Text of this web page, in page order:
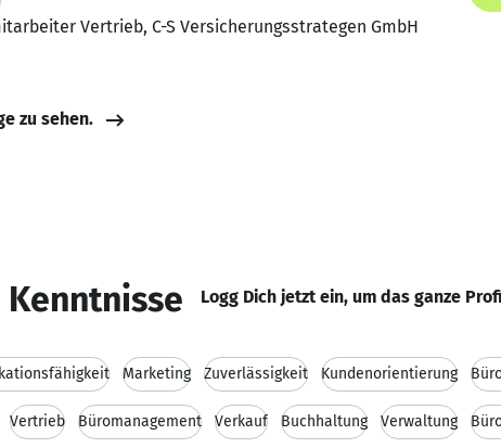
Vertrieb, C-S Versicherungsstrategen GmbH
zu sehen.
Logg Dich jetzt ein, um das ganze
Marketing Zuverlässigkeit Kundenorientierung
Vertrieb Büromanagement Verkauf Buchhaltung Verwaltung